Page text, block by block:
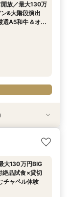
放／最大130万
&大階段演出
A5和牛＆オ
セ リング×NG
12大特典】名
選A5和牛×オ
レゼント！
万ギフト＞名
邸宅貸切×A5和
婚式♪】1組貸切
特典！
＆準備サポート
トランチケッ
大130万円BIG
絶品試食×貸切
チャペル体験